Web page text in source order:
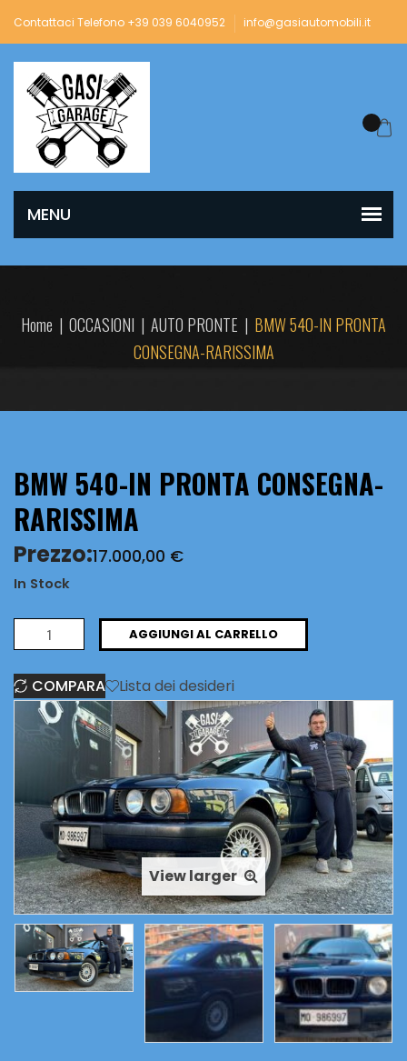
Contattaci Telefono +39 039 6040952 info@gasiautomobili.it
Home | OCCASIONI | AUTO PRONTE | BMW 540-IN PRONTA
CONSEGNA-RARISSIMA
View larger
BMW 540-IN PRONTA CONSEGNA-
RARISSIMA
Prezzo:17.000,00 €
In Stock
IN
PRONTA
RARISSIMA
quantità
AGGIUNGI AL CARRELLO
COMPARA Lista dei desideri